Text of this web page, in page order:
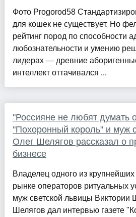
Фото Progorod58
для кошек не существует. Но
рейтинг пород по способности
любознательности и умению
лидерах — древние
интеллект оттачивался ...
"Россияне не любят думать
"Похоронный король" и муж
Олег Шелягов рассказал о
бизнесе
Владелец одного из
рынке операторов ритуальных
муж светской львицы Виктории
Шелягов дал интервью газете